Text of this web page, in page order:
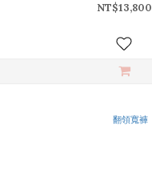
NT$13,800